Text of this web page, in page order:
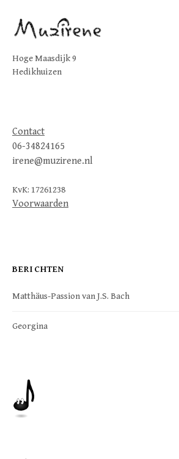
Hoge Maasdijk 9
Hedikhuizen
Contact
06-34824165
irene@muzirene.nl
KvK: 17261238
Voorwaarden
BERICHTEN
Matthäus-Passion van J.S. Bach
Georgina